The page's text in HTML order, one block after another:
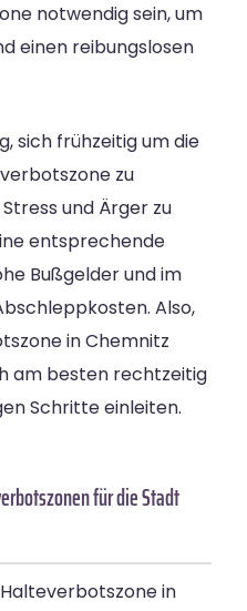
notwendig sein, um
einen reibungslosen
sich frühzeitig um die
zu
und Ärger zu
entsprechende
Bußgelder und im
Also,
in Chemnitz
am besten rechtzeitig
Schritte einleiten.
für die Stadt
in